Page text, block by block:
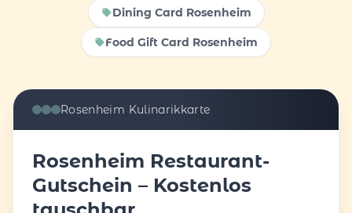
Dining Card Rosenheim
Food Gift Card Rosenheim
Rosenheim Kulinarikkarte
Rosenheim Restaurant-
Gutschein – Kostenlos